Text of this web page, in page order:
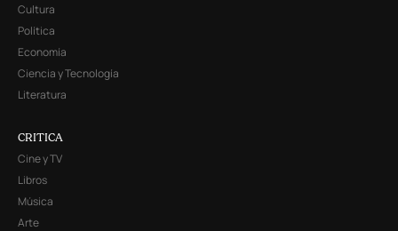
Cultura
Política
Economía
Ciencia y Tecnología
Literatura
CRITICA
Cine y TV
Libros
Música
Arte